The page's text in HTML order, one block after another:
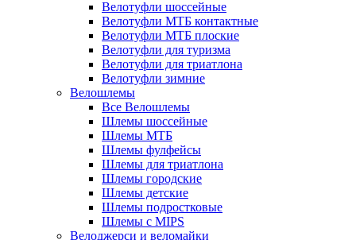
Велотуфли шоссейные
Велотуфли МТБ контактные
Велотуфли МТБ плоские
Велотуфли для туризма
Велотуфли для триатлона
Велотуфли зимние
Велошлемы
Все Велошлемы
Шлемы шоссейные
Шлемы МТБ
Шлемы фулфейсы
Шлемы для триатлона
Шлемы городские
Шлемы детские
Шлемы подростковые
Шлемы с MIPS
Велоджерси и веломайки